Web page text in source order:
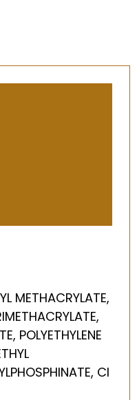
METHACRYLATE,
POLYETHYLENE
CI